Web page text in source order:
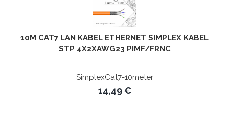
10M CAT7 LAN KABEL ETHERNET SIMPLEX KABEL
STP 4X2XAWG23 PIMF/FRNC
SimplexCat7-10meter
14,49 €